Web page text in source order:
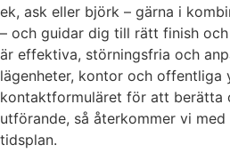
ek, ask eller björk – gärna i
– och guidar dig till rätt finish
är effektiva, störningsfria och
lägenheter, kontor och offentliga
kontaktformuläret för att berätta
utförande, så återkommer vi
tidsplan.